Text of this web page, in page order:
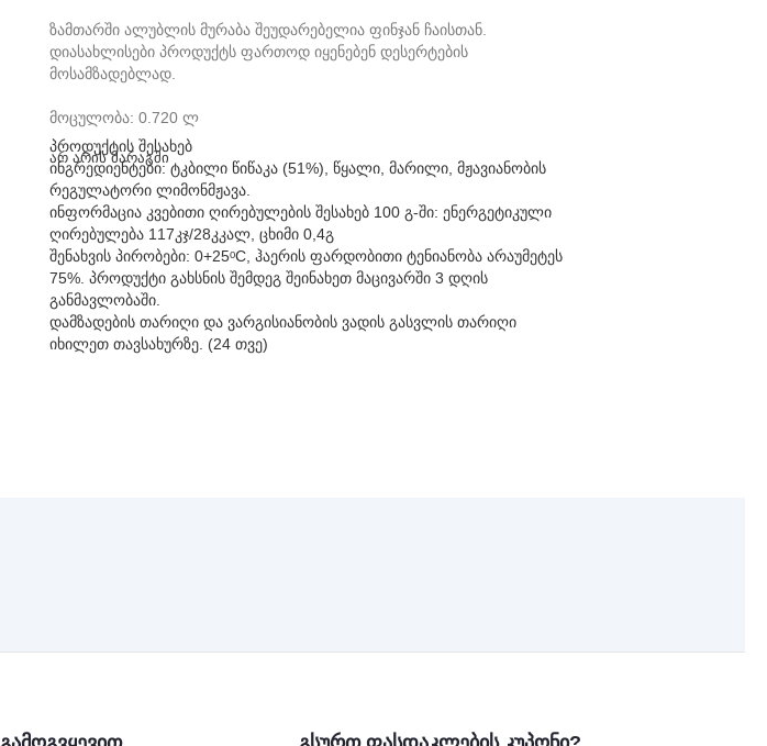
Ზამთარში Ალუბლის Მურაბა Შეუდარებელია Ფინჯან Ჩაისთან.
Დიასახლისები Პროდუქტს Ფართოდ Იყენებენ Დესერტების
Მოსამზადებლად.
Მოცულობა: 0.720 Ლ
არ არის მარაგში
პროდუქტის შესახებ
ინგრედიენტები: ტკბილი წიწაკა (51%), წყალი, მარილი, მჟავიანობის
რეგულატორი ლიმონმჟავა.
ინფორმაცია კვებითი ღირებულების შესახებ 100 გ-ში: ენერგეტიკული
ღირებულება 117კჯ/28კკალ, ცხიმი 0,4გ
შენახვის პირობები: 0+25ᵒC, ჰაერის ფარდობითი ტენიანობა არაუმეტეს
75%. პროდუქტი გახსნის შემდეგ შეინახეთ მაცივარში 3 დღის
განმავლობაში.
დამზადების თარიღი და ვარგისიანობის ვადის გასვლის თარიღი
იხილეთ თავსახურზე. (24 თვე)